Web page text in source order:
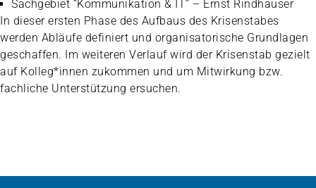
Sachgebiet “Kommunikation & IT” – Ernst Rindhauser
In dieser ersten Phase des Aufbaus des Krisenstabes
werden Abläufe definiert und organisatorische Grundlagen
geschaffen. Im weiteren Verlauf wird der Krisenstab gezielt
auf Kolleg*innen zukommen und um Mitwirkung bzw.
fachliche Unterstützung ersuchen.